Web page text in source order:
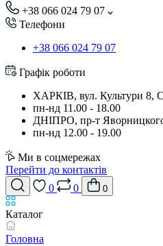
+38 066 024 79 07
Телефони
+38 066 024 79 07
Графік роботи
ХАРКІВ, вул. Культури 8,
пн-нд 11.00 - 18.00
ДНІПРО, пр-т
пн-нд 12.00 - 19.00
Ми в соцмережах
Перейти до контактів
0
0 0
Каталог
Головна